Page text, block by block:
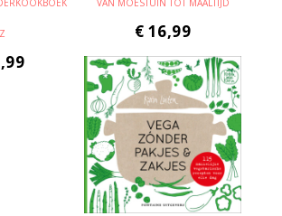
VAN MOESTUIN TOT MAALTIJD
€ 16,99